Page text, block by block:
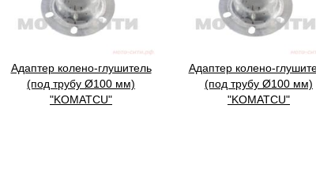
Адаптер колено-глушитель
(под трубу Ø100 мм)
"KOMATCU"
Адаптер колено-
(под трубу Ø100 мм)
"KOMATCU"